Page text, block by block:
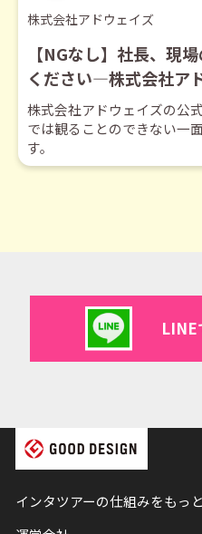
株式会社アドウェイズ
【NGなし】社長、現
ください―株式会社ア
株式会社アドウェイズの公
では観ることのできない一
す。
LINE
インタツアーの仕組みをもっ